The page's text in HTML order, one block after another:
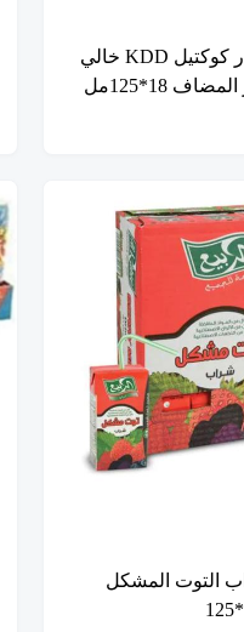
عصير نكتار كوكتيل KDD خالي
18*125مل
التوت المشكل